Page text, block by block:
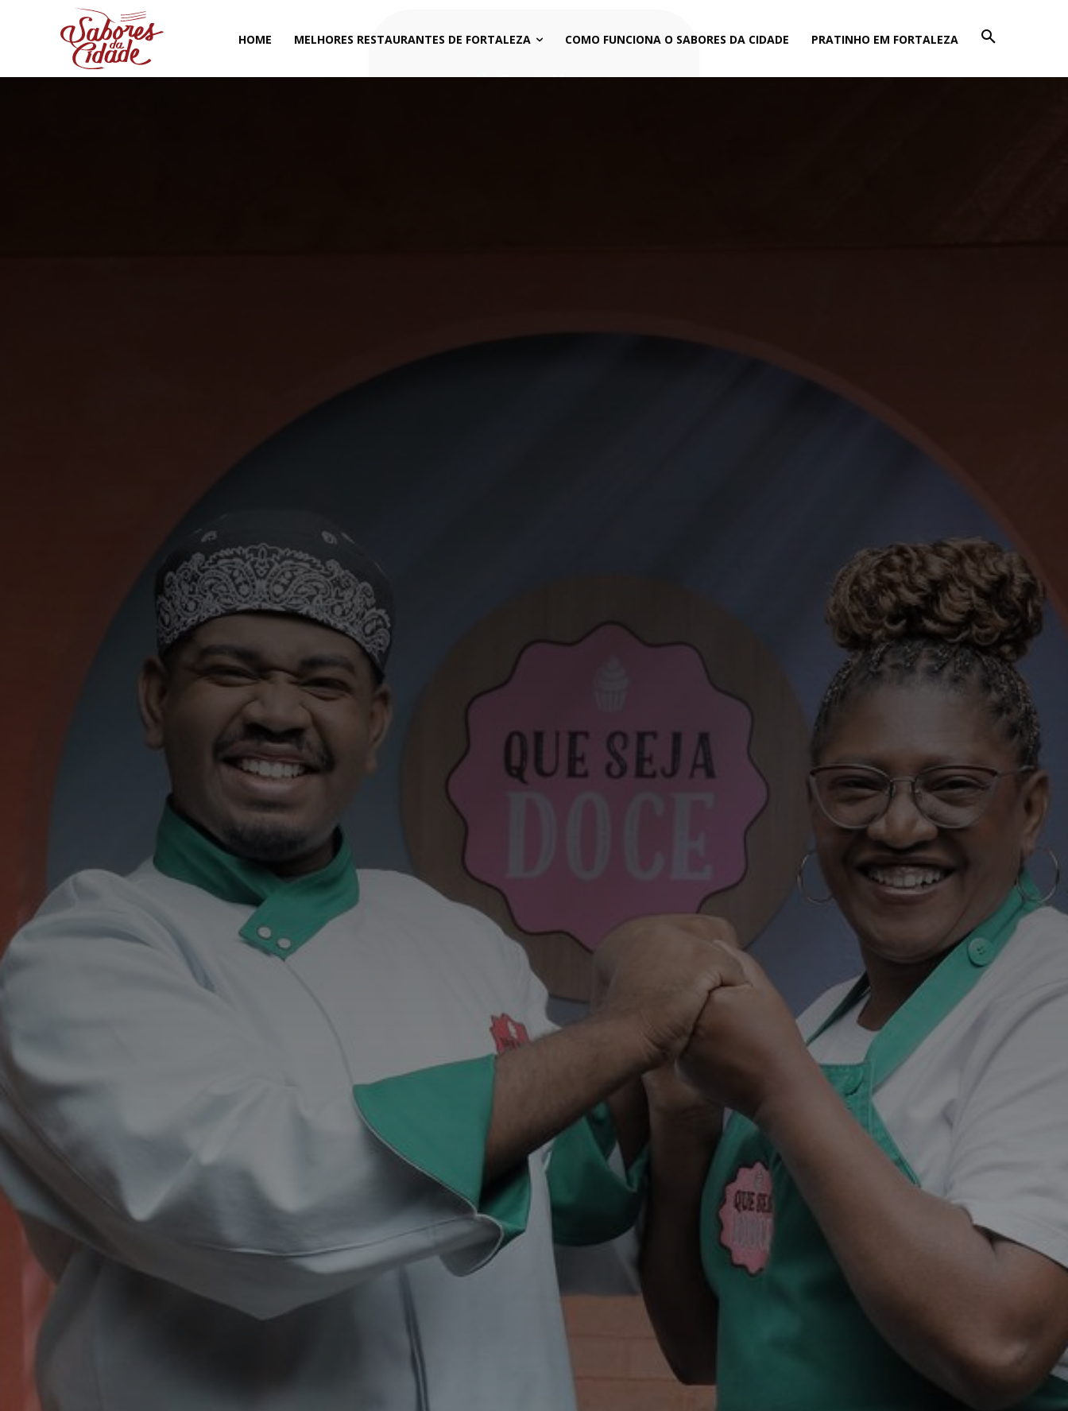
HOME MELHORES RESTAURANTES DE FORTALEZA COMO FUNCIONA O SABORES DA CIDADE PRATINHO EM FORTALEZA